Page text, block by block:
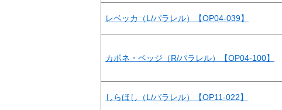
レベッカ（L/パラレル）【OP04-039】
カポネ・ベッジ（R/パラレル）【OP04-100】
しらほし（L/パラレル）【OP11-022】